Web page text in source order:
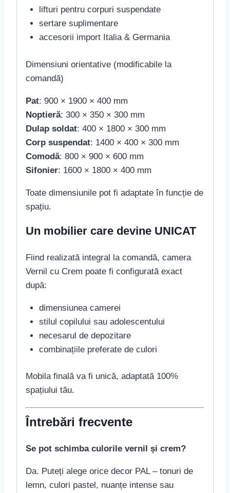
lifturi pentru corpuri suspendate
sertare suplimentare
accesorii import Italia & Germania
Dimensiuni orientative (modificabile la
comandă)
Pat: 900 × 1900 × 400 mm
Noptieră: 300 × 350 × 300 mm
Dulap soldat: 400 × 1800 × 300 mm
Corp suspendat: 1400 × 400 × 300 mm
Comodă: 800 × 900 × 600 mm
Sifonier: 1600 × 1800 × 400 mm
Toate dimensiunile pot fi adaptate în funcție de
spațiu.
Un mobilier care devine UNICAT
Fiind realizată integral la comandă, camera
Vernil cu Crem poate fi configurată exact
după:
dimensiunea camerei
stilul copilului sau adolescentului
necesarul de depozitare
combinațiile preferate de culori
Mobila finală va fi unică, adaptată 100%
spațiului tău.
Întrebări frecvente
Se pot schimba culorile vernil și crem?
Da. Puteți alege orice decor PAL – tonuri de
lemn, culori pastel, nuanțe intense sau